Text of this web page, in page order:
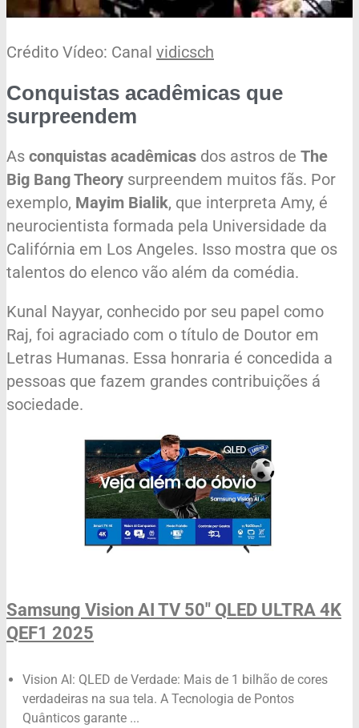
Crédito Vídeo: Canal vidicsch
Conquistas acadêmicas que
surpreendem
As conquistas acadêmicas dos astros de The
Big Bang Theory surpreendem muitos fãs. Por
exemplo, Mayim Bialik, que interpreta Amy, é
neurocientista formada pela Universidade da
Califórnia em Los Angeles. Isso mostra que os
talentos do elenco vão além da comédia.
Kunal Nayyar, conhecido por seu papel como
Raj, foi agraciado com o título de Doutor em
Letras Humanas. Essa honraria é concedida a
pessoas que fazem grandes contribuições á
sociedade.
Samsung Vision AI TV 50" QLED ULTRA 4K
QEF1 2025
Vision AI: QLED de Verdade: Mais de 1 bilhão de cores
verdadeiras na sua tela. A Tecnologia de Pontos
Quânticos garante ...